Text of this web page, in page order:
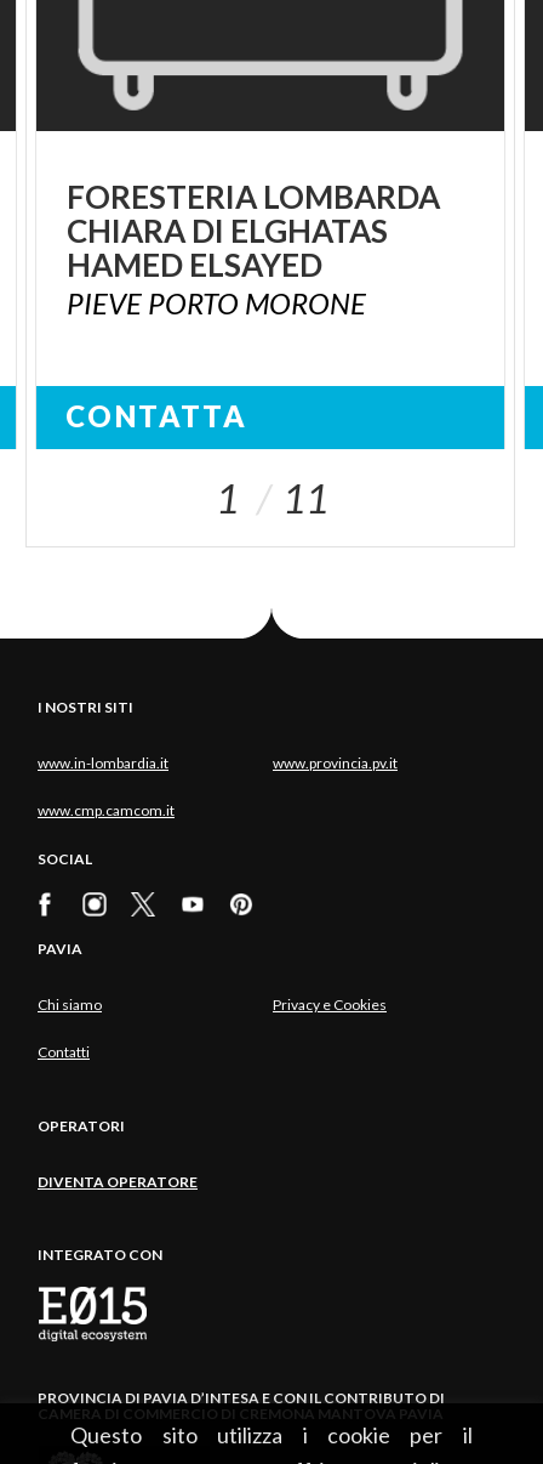
Questo sito utilizza i cookie per il
FORESTERIA LOMBARDA
CHIARA DI ELGHATAS
HAMED ELSAYED
PIEVE PORTO MORONE
CONTATTA
1 11
I NOSTRI SITI
www.in-lombardia.it www.provincia.pv.it
www.cmp.camcom.it
SOCIAL
PAVIA
Chi siamo Privacy e Cookies
Contatti
OPERATORI
DIVENTA OPERATORE
INTEGRATO CON
PROVINCIA DI PAVIA D’INTESA E CON IL CONTRIBUTO DI
CAMERA DI COMMERCIO DI CREMONA MANTOVA PAVIA